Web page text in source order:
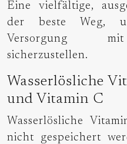
Eine vielfältige,
der beste Weg,
Versorgung
sicherzustellen.
Wasserlösliche
und Vitamin C
Wasserlösliche
nicht gespeichert